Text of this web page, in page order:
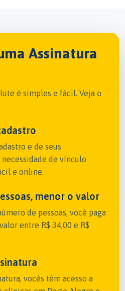
Assinatura
é simples e fácil. Veja o
e de seus
de vínculo
e online.
menor o valor
de pessoas, você paga
entre R$ 34,00 e R$
vocês têm acesso a